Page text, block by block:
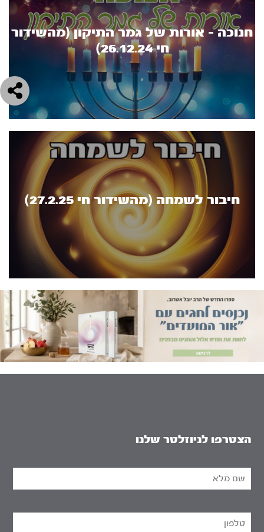
חנוכה - אורות של גמר התיקון (מהשידור
חי 26.12.24)
חיבור לשמחה (מהשידור חי 27.2.25)
הצטרפו לניוזלטר שלנו